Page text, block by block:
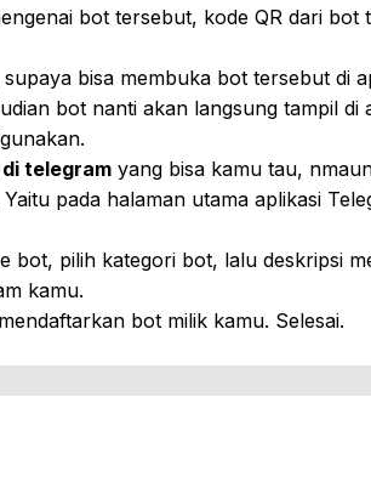
bot tersebut, kode QR dari bot
bisa membuka bot tersebut di
bot nanti akan langsung tampil di
telegram yang bisa kamu tau,
pada halaman utama aplikasi
bot, pilih kategori bot, lalu deskripsi
kamu.
bot milik kamu. Selesai.